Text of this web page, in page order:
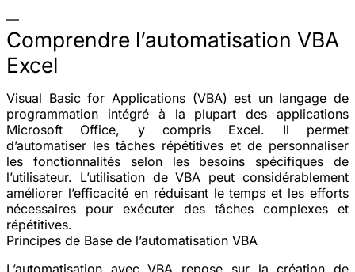
—
Comprendre l’automatisation VBA
Excel
Visual Basic for Applications (VBA) est un langage de
programmation intégré à la plupart des applications
Microsoft Office, y compris Excel. Il permet
d’automatiser les tâches répétitives et de personnaliser
les fonctionnalités selon les besoins spécifiques de
l’utilisateur. L’utilisation de VBA peut considérablement
améliorer l’efficacité en réduisant le temps et les efforts
nécessaires pour exécuter des tâches complexes et
répétitives.
Principes de Base de l’automatisation VBA
L’automatisation avec VBA repose sur la création de